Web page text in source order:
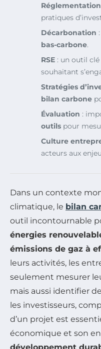
Réglementation
pratiques
Décarbonation
bas-carbone.
RSE : un outil
souhaitant
Stratégies
bilan carbone
Évaluation :
outils pour
Culture
acteurs aux
Dans un contexte
climatique, le bilan
outil incontournable
énergies
émissions de gaz à
leurs activités, les
seulement mesurer
mais aussi identifier
les investisseurs,
d’un projet est
économique et son